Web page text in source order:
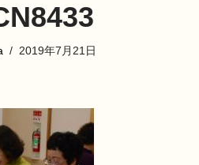
2019年7月21日